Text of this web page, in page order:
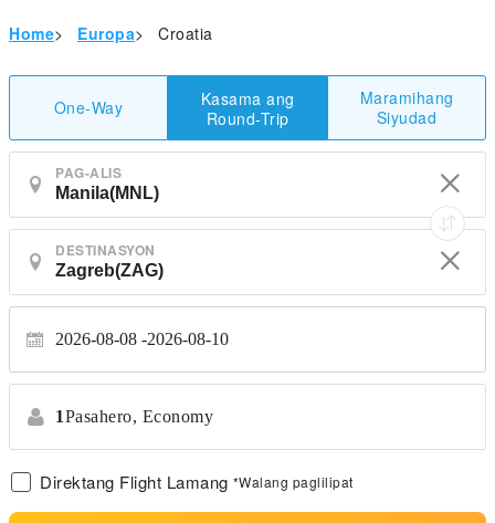
Home> Europa> Croatia
One-Way
Kasama ang
Round-Trip
Maramihang
Siyudad
PAG-ALIS
DESTINASYON
2026-08-08 2026-08-10
1Pasahero, Economy
Direktang Flight Lamang *Walang paglilipat